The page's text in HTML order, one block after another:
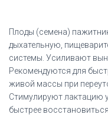
Плоды (семена)
дыхательную,
системы. Усиливают
Рекомендуются для
живой массы при
Стимулируют лактацию
быстрее